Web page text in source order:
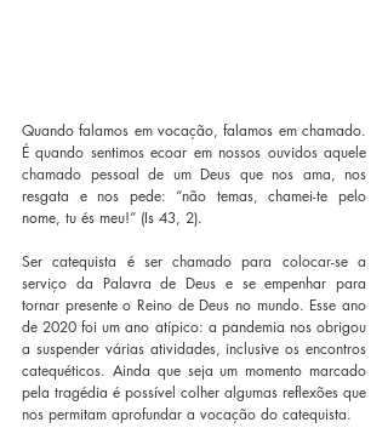
Quando falamos em vocação, falamos em chamado.
É quando sentimos ecoar em nossos ouvidos aquele
chamado pessoal de um Deus que nos ama, nos
resgata e nos pede: “não temas, chamei-te pelo
nome, tu és meu!” (Is 43, 2).
Ser catequista é ser chamado para colocar-se a
serviço da Palavra de Deus e se empenhar para
tornar presente o Reino de Deus no mundo. Esse ano
de 2020 foi um ano atípico: a pandemia nos obrigou
a suspender várias atividades, inclusive os encontros
catequéticos. Ainda que seja um momento marcado
pela tragédia é possível colher algumas reflexões que
nos permitam aprofundar a vocação do catequista.